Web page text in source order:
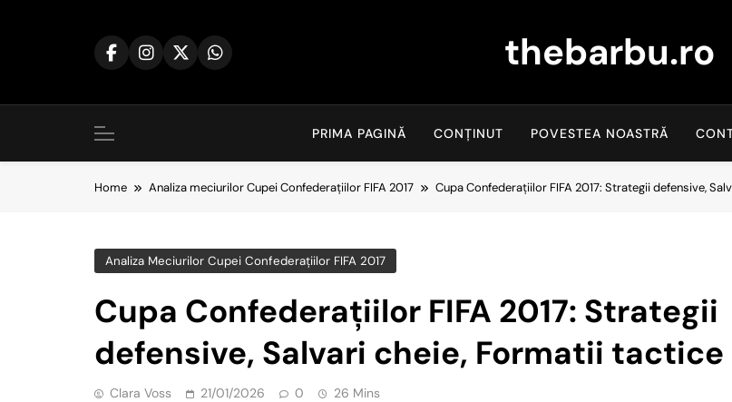
thebarbu.ro
PRIMA PAGINĂ CONȚINUT POVESTEA NOASTRĂ
Home Analiza meciurilor Cupei Confederațiilor FIFA 2017 Cupa Confederațiilor FIFA 2017: Strategii defensive,
Analiza Meciurilor Cupei Confederațiilor FIFA 2017
Cupa Confederațiilor FIFA 2017: Strategii
defensive, Salvari cheie, Formatii tactice
Clara Voss 21/01/2026 0 26 Mins